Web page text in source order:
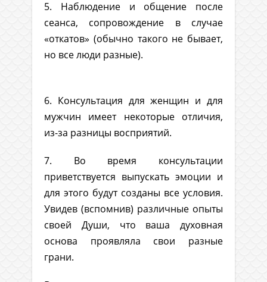
5. Наблюдение и общение после
сеанса, сопровождение в случае
«откатов» (обычно такого не бывает,
но все люди разные).
6. Консультация для женщин и для
мужчин имеет некоторые отличия,
из-за разницы восприятий.
7. Во время консультации
приветствуется выпускать эмоции и
для этого будут созданы все условия.
Увидев (вспомнив) различные опыты
своей Души, что ваша духовная
основа проявляла свои разные
грани.